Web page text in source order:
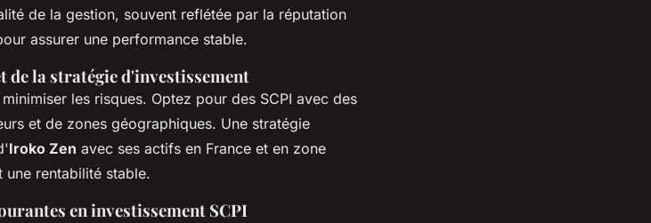
de la gestion, souvent reflétée par la réputation
assurer une performance stable.
la stratégie d'investissement
les risques. Optez pour des SCPI avec des
et de zones géographiques. Une stratégie
Iroko Zen avec ses actifs en France et en zone
rentabilité stable.
en investissement SCPI